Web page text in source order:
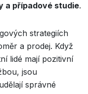
a případové studie.
strategiích
a prodej. Když
lidé mají pozitivní
jsou
správné